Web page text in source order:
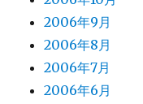
2006年9月
2006年8月
2006年7月
2006年6月